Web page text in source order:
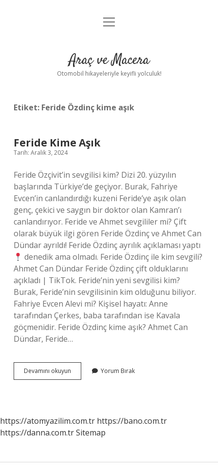
Anasayfa
Yasal Uyarı
menüyü
Araç ve Macera
Otomobil hikayeleriyle keyifli yolculuk!
Etiket: Feride Özdinç kime aşık
Feride Kime Aşık
Tarih: Aralık 3, 2024
Feride Özçivit’in sevgilisi kim? Dizi 20. yüzyılın
başlarında Türkiye’de geçiyor. Burak, Fahriye
Evcen’in canlandırdığı kuzeni Feride’ye aşık olan
genç, çekici ve saygın bir doktor olan Kamran’ı
canlandırıyor. Feride ve Ahmet sevgililer mi? Çift
olarak büyük ilgi gören Feride Özdinç ve Ahmet Can
Dündar ayrıldı! Feride Özdinç ayrılık açıklaması yaptı
denedik ama olmadı. Feride Özdinç ile kim sevgili?
Ahmet Can Dündar Feride Özdinç çift olduklarını
açıkladı | TikTok. Feride’nin yeni sevgilisi kim?
Burak, Feride’nin sevgilisinin kim olduğunu biliyor.
Fahriye Evcen Alevi mi? Kişisel hayatı: Anne
tarafından Çerkes, baba tarafından ise Kavala
göçmenidir. Feride Özdinç kime aşık? Ahmet Can
Dündar, Feride…
Devamını okuyun
Kime
Yorum Bırak
https://atomyazilim.com.tr https://bano.com.tr
https://danna.com.trSitemap